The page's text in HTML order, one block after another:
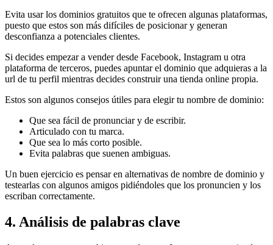
Evita usar los dominios gratuitos que te ofrecen algunas plataformas,
puesto que estos son más difíciles de posicionar y generan
desconfianza a potenciales clientes.
Si decides empezar a vender desde Facebook, Instagram u otra
plataforma de terceros, puedes apuntar el dominio que adquieras a la
url de tu perfil mientras decides construir una tienda online propia.
Estos son algunos consejos útiles para elegir tu nombre de dominio:
Que sea fácil de pronunciar y de escribir.
Articulado con tu marca.
Que sea lo más corto posible.
Evita palabras que suenen ambiguas.
Un buen ejercicio es pensar en alternativas de nombre de dominio y
testearlas con algunos amigos pidiéndoles que los pronuncien y los
escriban correctamente.
4. Análisis de palabras clave